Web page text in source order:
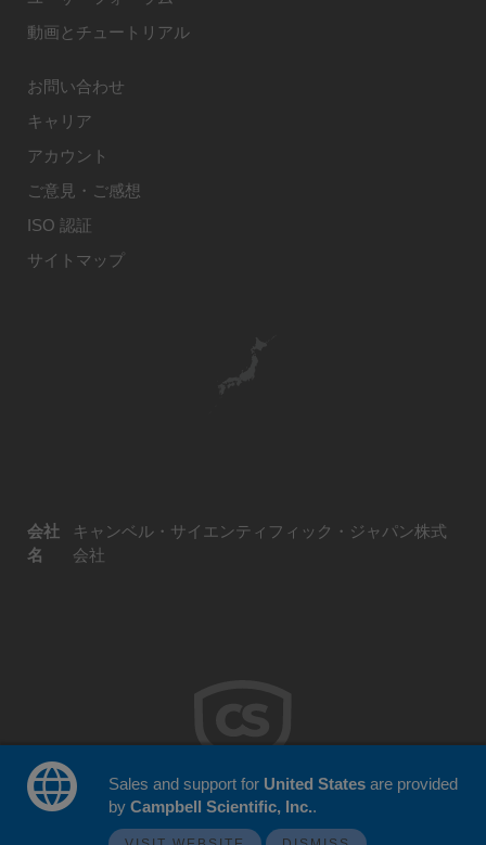
動画とチュートリアル
お問い合わせ
キャリア
アカウント
ご意見・ご感想
ISO 認証
サイトマップ
会社
名
キャンベル・サイエンティフィック・ジャパン株式
会社
ウェブサイトフィードバック
© 2026 Campbell Scientific Japan
Sales and support for United Statesare provided
by Campbell Scientific, Inc..